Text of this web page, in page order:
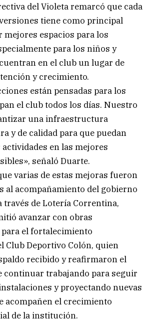
del Violeta remarcó que cada
tiene como principal
mejores espacios para los
para los niños y
en el club un lugar de
y crecimiento.
están pensadas para los
el club todos los días. Nuestro
una infraestructura
y de calidad para que puedan
en las mejores
señaló Duarte.
varias de estas mejoras fueron
al acompañamiento del gobierno
través de Lotería Correntina,
avanzar con obras
el fortalecimiento
Club Deportivo Colón, quien
recibido y reafirmaron el
continuar trabajando para seguir
y proyectando nuevas
acompañen el crecimiento
de la institución.